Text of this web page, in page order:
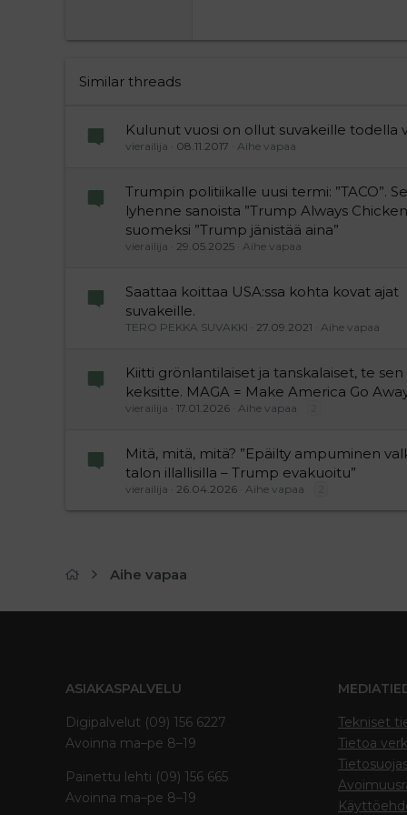
26
Similar threads
Kulunut vuosi on ollut suvakeille todella
vierailija 08.11.2017 Aihe vapaa
Trumpin politiikalle uusi termi: ”TACO”.
lyhenne sanoista ”Trump Always
suomeksi ”Trump jänistää aina”
vierailija 29.05.2025 Aihe vapaa
Saattaa koittaa USA:ssa kohta kovat ajat
suvakeille.
TERO PEKKA SUVAKKI 27.09.2021 Aihe vapaa
Kiitti grönlantilaiset ja tanskalaiset, te sen
keksitte. MAGA = Make America Go
vierailija 17.01.2026 Aihe vapaa
Mitä, mitä, mitä? ”Epäilty ampuminen
talon illallisilla – Trump evakuoitu”
vierailija 26.04.2026 Aihe vapaa
Aihe vapaa
ASIAKASPALVELU
Digipalvelut (09) 156 6227
Avoinna ma–pe 8–19
Painettu lehti (09) 156 665
Avoinna ma–pe 8–19
Tekniset
Tietoa